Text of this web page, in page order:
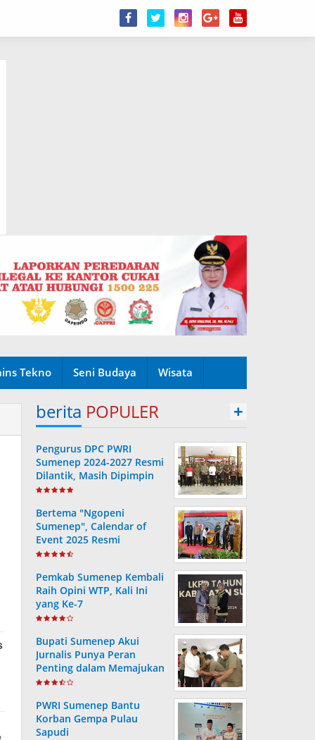
Tekno Seni Budaya Wisata
berita POPULER +
Pengurus DPC PWRI
Sumenep 2024-2027 Resmi
Dilantik, Masih Dipimpin
Rusydiyono
Bertema "Ngopeni
Sumenep", Calendar of
Event 2025 Resmi
Diluncurkan
Pemkab Sumenep Kembali
Raih Opini WTP, Kali Ini
yang Ke-7
Bupati Sumenep Akui
Jurnalis Punya Peran
Penting dalam Memajukan
Daerah
PWRI Sumenep Bantu
Korban Gempa Pulau
Sapudi